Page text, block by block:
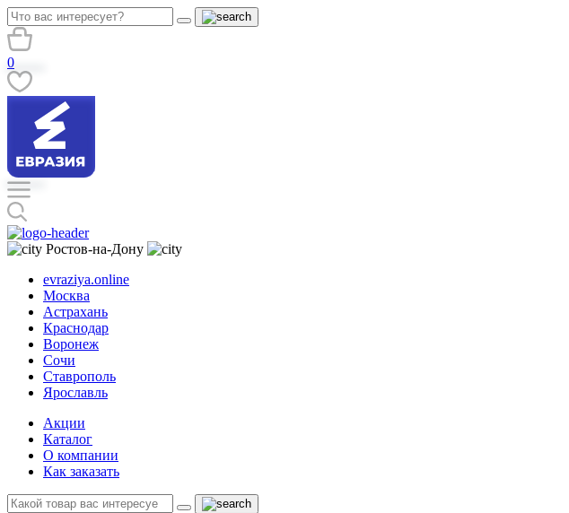
0
Ростов-на-Дону
evraziya.online
Москва
Астрахань
Краснодар
Воронеж
Сочи
Ставрополь
Ярославль
Акции
Каталог
О компании
Как заказать